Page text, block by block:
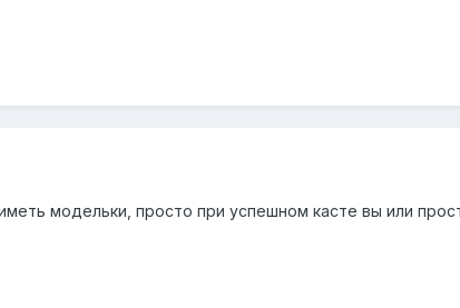
модельки, просто при успешном касте вы или